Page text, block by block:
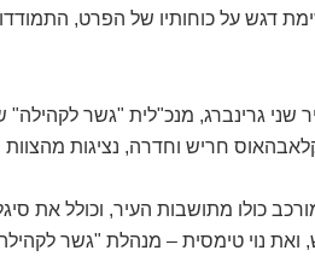
דגש על כוחותיו של הפרט,
גרינברג, מנכ"לית "גשר לקהילה"
חריש וחדרה, נציגות מהצוות
כולו מתושבות העיר, וכולל את
ואת נוי טימסית – מנהלת "גשר